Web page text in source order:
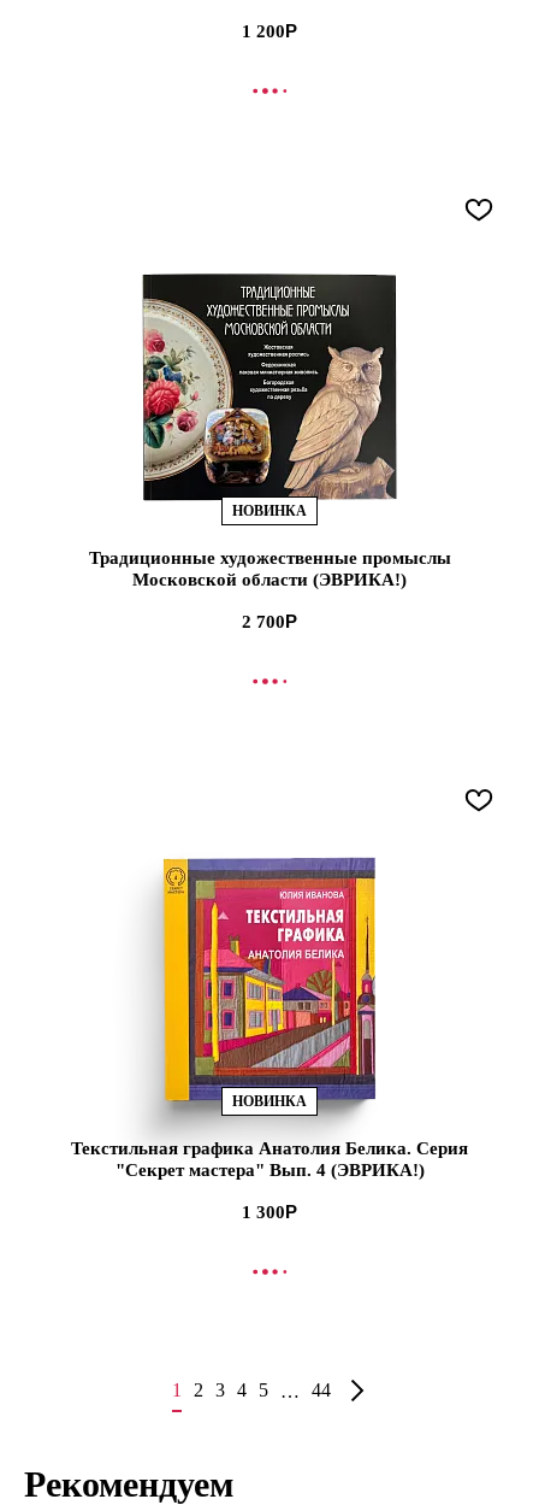
1 200
В КОРЗИНУ
НОВИНКА
Традиционные художественные промыслы
Московской области (ЭВРИКА!)
2 700
В КОРЗИНУ
НОВИНКА
Текстильная графика Анатолия Белика. Серия
"Секрет мастера" Вып. 4 (ЭВРИКА!)
1 300
В КОРЗИНУ
1 2 3 4 5 … 44
Рекомендуем